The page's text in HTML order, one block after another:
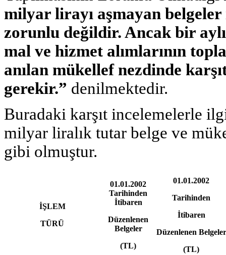
milyar lirayı aşmayan belgeler
zorunlu değildir. Ancak bir
mal ve hizmet alımlarının
anılan mükellef nezdinde
gerekir.” denilmektedir.
Buradaki karşıt incelemelerle
milyar liralık tutar belge ve
gibi olmuştur.
İŞLEM
TÜRÜ
01.01.2002
Tarihinden
İtibaren
Düzenlenen
Belgeler
(TL)
01.01.2002
Tarihinden
İtibaren
Düzenlenen Belgeler
(TL)